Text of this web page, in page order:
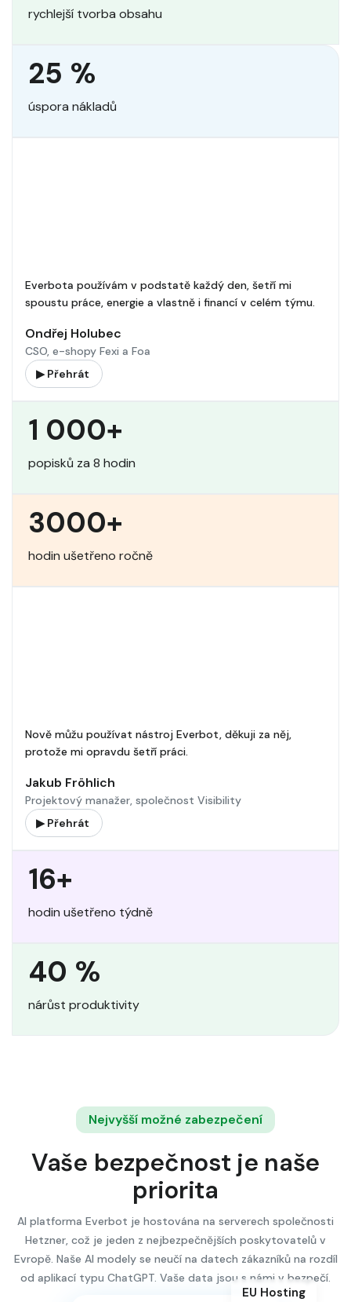
rychlejší tvorba obsahu
25 %
úspora nákladů
1 000+
popisků za 8 hodin
3000+
hodin ušetřeno ročně
Everbota používám v podstatě každý den, šetří mi
spoustu práce, energie a vlastně i financí v celém týmu.
Ondřej Holubec
CSO, e-shopy Fexi a Foa
▶ Přehrát
Nově můžu používat nástroj Everbot, děkuji za něj,
protože mi opravdu šetří práci.
Jakub Fröhlich
Projektový manažer, společnost Visibility
▶ Přehrát
16+
hodin ušetřeno týdně
40 %
nárůst produktivity
Nejvyšší možné zabezpečení
Vaše bezpečnost je naše
priorita
AI platforma Everbot je hostována na serverech společnosti
Hetzner, což je jeden z nejbezpečnějších poskytovatelů v
Evropě. Naše AI modely se neučí na datech zákazníků na rozdíl
od aplikací typu ChatGPT. Vaše data jsou s námi v bezpečí.
EU Hosting